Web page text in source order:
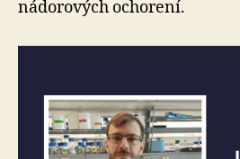
nádorových ochorení.